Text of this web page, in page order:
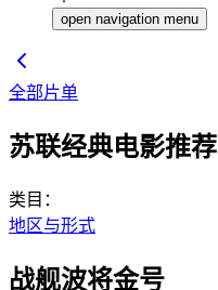
open navigation menu
全部片单
苏联经典电影推荐
类目：
地区与形式
战舰波将金号